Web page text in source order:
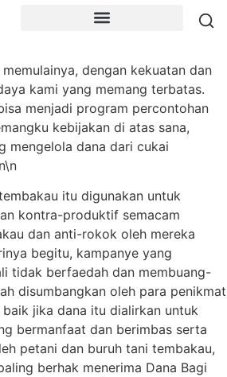
dengan kekuatan dan
kami yang memang terbatas.
menjadi program percontohan
kebijakan di atas sana,
mengelola dana dari cukai
itu digunakan untuk
kontra-produktif semacam
dan anti-rokok oleh mereka
begitu, kampanye yang
tidak berfaedah dan membuang-
disumbangkan oleh para penikmat
jika dana itu dialirkan untuk
bermanfaat dan berimbas serta
petani dan buruh tani tembakau,
berhak menerima Dana Bagi